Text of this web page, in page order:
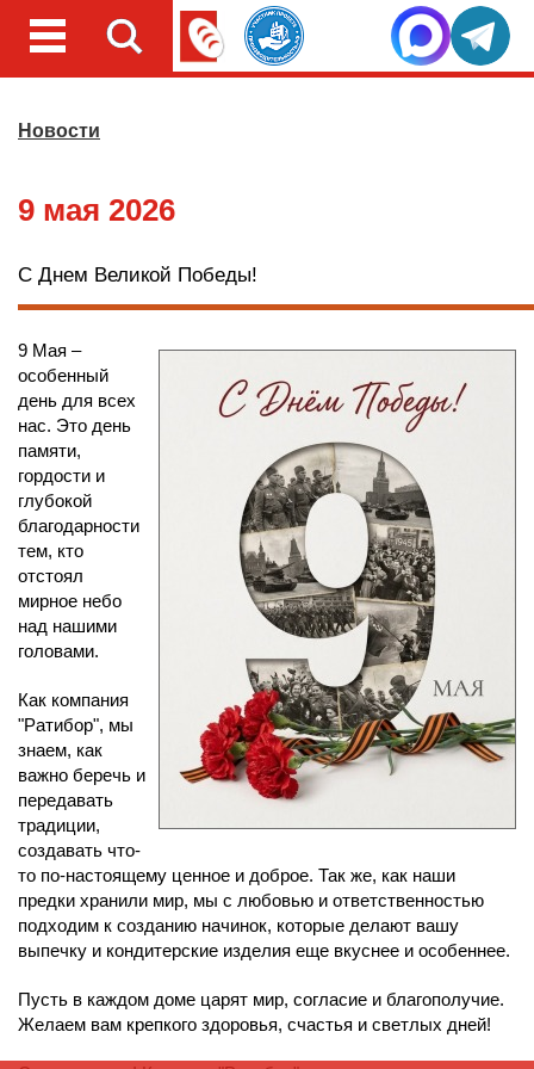
Новости
9 мая 2026
С Днем Великой Победы!
9 Мая –
особенный
день для всех
нас. Это день
памяти,
гордости и
глубокой
благодарности
тем, кто
отстоял
мирное небо
над нашими
головами.
Как компания
"Ратибор", мы
знаем, как
важно беречь и
передавать
традиции,
создавать что-
то по-настоящему ценное и доброе. Так же, как наши
предки хранили мир, мы с любовью и ответственностью
подходим к созданию начинок, которые делают вашу
выпечку и кондитерские изделия еще вкуснее и особеннее.
Пусть в каждом доме царят мир, согласие и благополучие.
Желаем вам крепкого здоровья, счастья и светлых дней!